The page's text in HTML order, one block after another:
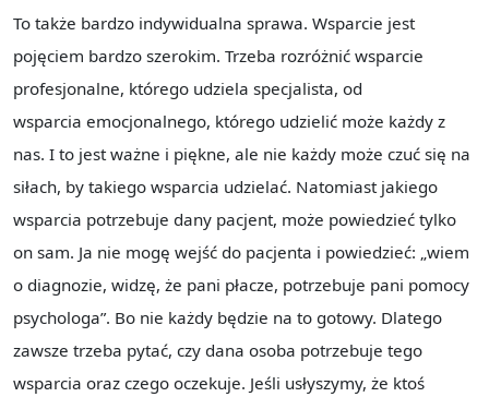
To także bardzo indywidualna sprawa. Wsparcie jest
pojęciem bardzo szerokim. Trzeba rozróżnić wsparcie
profesjonalne, którego udziela specjalista, od
wsparcia emocjonalnego, którego udzielić może każdy z
nas. I to jest ważne i piękne, ale nie każdy może czuć się na
siłach, by takiego wsparcia udzielać. Natomiast jakiego
wsparcia potrzebuje dany pacjent, może powiedzieć tylko
on sam. Ja nie mogę wejść do pacjenta i powiedzieć: „wiem
o diagnozie, widzę, że pani płacze, potrzebuje pani pomocy
psychologa”. Bo nie każdy będzie na to gotowy. Dlatego
zawsze trzeba pytać, czy dana osoba potrzebuje tego
wsparcia oraz czego oczekuje. Jeśli usłyszymy, że ktoś